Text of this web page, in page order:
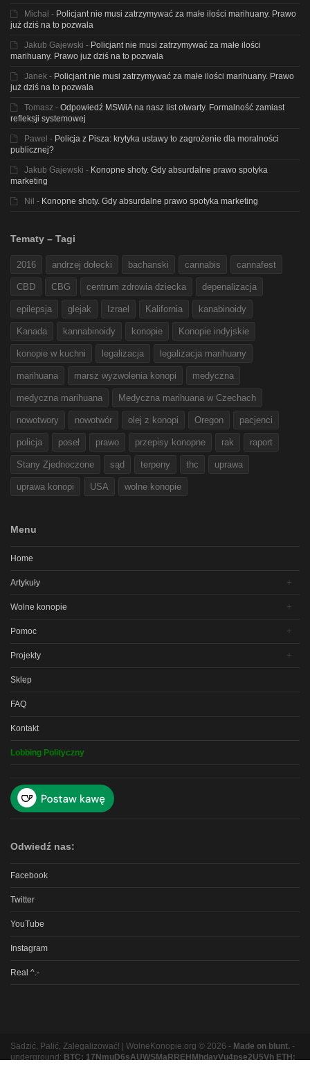
Michal - Policjant nie musi zatrzymywać za małe ilości marihuany. Prawo
już dziś na to pozwala
Jakub Gajewski - Policjant nie musi zatrzymywać za małe ilości
marihuany. Prawo już dziś na to pozwala
Janek - Policjant nie musi zatrzymywać za małe ilości marihuany. Prawo
już dziś na to pozwala
Tomasz - Odpowiedź MSWiA na nasz list otwarty. Formalność zamiast
refleksji systemowej
Pawel - Policja z Pisza: krytyka ustawy to zagrożenie dla moralności
publicznej?
Jakub Gajewski - Konopne shoty. Gdy absurdalne prawo spotyka
marketing
Nil - Konopne shoty. Gdy absurdalne prawo spotyka marketing
Tematy – Tagi
2016 andrzej dołecki bachanski cannabis cannafest
CBD CBG centrum zdrowia dziecka depenalizacja
epilepsja glejak Izrael Kalifornia kanabinoidy
Kanada kannabinoidy konopie Konopie indyjskie
konopie w kuchni legalizacja legalizacja marihuany
marihuana marsz wyzwolenia konopi medyczna
medyczna marihuana Medyczna marihuana w Czechach
nowotwory nowotwór olej z konopi Oregon pacjenci
policja poseł prawo przepisy konopne rak raport
Stany Zjednoczone sąd terpeny thc uprawa
uprawa konopi USA wolne konopie
Menu
Home
Artykuły
Wolne konopie
Pomoc
Projekty
Sklep
FAQ
Kontakt
Lobbing Polityczny
Odwiedź nas:
Facebook
Twitter
YouTube
Instagram
Real ^.-
Sadzić, Palić, Zalegalizować! | WolneKonopie.org © 2026 - Made on blunt. -
underground: BTC: 17NmuD6sAUWSMaRREHMhdavVu4pse2U5Vh ETH: